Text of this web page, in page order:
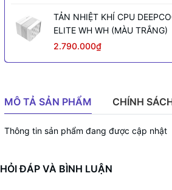
TẢN NHIỆT KHÍ CPU
ELITE WH WH (MÀU TRẮNG)
2.790.000₫
MÔ TẢ SẢN PHẨM CHÍNH
Thông tin sản phẩm đang được cập nhật
HỎI ĐÁP VÀ BÌNH LUẬN